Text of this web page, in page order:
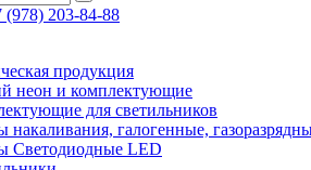
(978) 203-84-88
продукция
неон и комплектующие
для светильников
накаливания, галогенные,
Светодиодные LED